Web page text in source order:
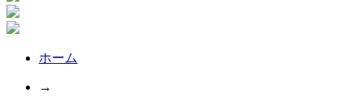
ホーム
→